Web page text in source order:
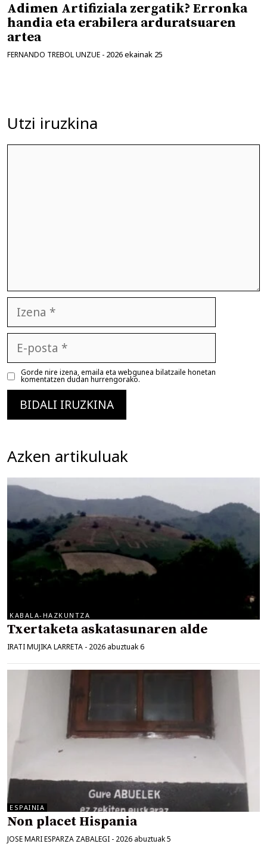
Adimen Artifiziala zergatik? Erronka
handia eta erabilera arduratsuaren
artea
FERNANDO TREBOL UNZUE - 2026 ekainak 25
Utzi iruzkina
posta
Gorde nire izena, emaila eta webgunea bilatzaile honetan
komentatzen dudan hurrengorako.
Azken artikuluak
KABALA-HAZKUNTZA
Txertaketa askatasunaren alde
IRATI MUJIKA LARRETA - 2026 abuztuak 6
ESPAINIA
Non placet Hispania
JOSE MARI ESPARZA ZABALEGI - 2026 abuztuak 5